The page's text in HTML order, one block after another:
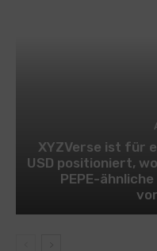
XYZVerse ist für
USD positioniert,
PEPE-